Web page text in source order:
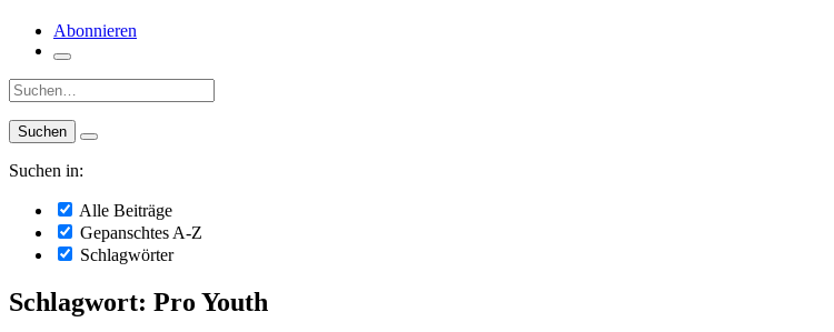
Abonnieren
Suche:
Suchen in:
Alle Beiträge
Gepanschtes A-Z
Schlagwörter
Schlagwort: Pro Youth